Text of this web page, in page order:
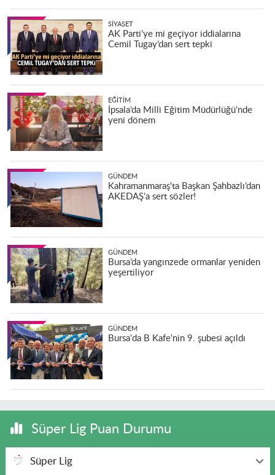
SIYASET
AK Parti’ye mi geçiyor iddialarına
Cemil Tugay’dan sert tepki
EĞITIM
İpsala’da Milli Eğitim Müdürlüğü’nde
yeni dönem
GÜNDEM
Kahramanmaraş'ta Başkan Şahbazlı’dan
AKEDAŞ’a sert sözler!
GÜNDEM
Bursa’da yangınzede ormanlar yeniden
yeşertiliyor
GÜNDEM
Bursa'da B Kafe'nin 9. şubesi açıldı
Süper Lig Puan Durumu
Süper Lig